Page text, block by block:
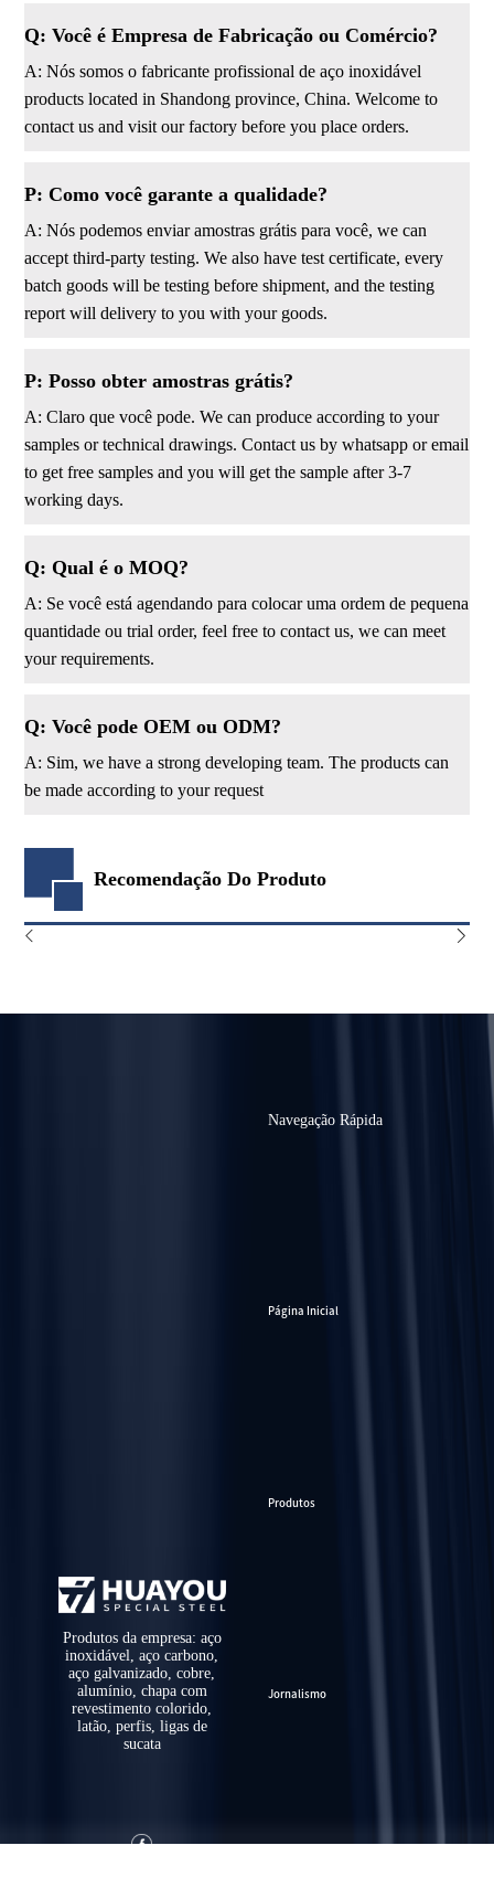
Q: Você é Empresa de Fabricação ou Comércio?
A: Nós somos o fabricante profissional de aço inoxidável
products located in Shandong province, China. Welcome to
contact us and visit our factory before you place orders.
P: Como você garante a qualidade?
A: Nós podemos enviar amostras grátis para você, we can
accept third-party testing. We also have test certificate, every
batch goods will be testing before shipment, and the testing
report will delivery to you with your goods.
P: Posso obter amostras grátis?
A: Claro que você pode. We can produce according to your
samples or technical drawings. Contact us by whatsapp or email
to get free samples and you will get the sample after 3-7
working days.
Q: Qual é o MOQ?
A: Se você está agendando para colocar uma ordem de pequena
quantidade ou trial order, feel free to contact us, we can meet
your requirements.
Q: Você pode OEM ou ODM?
A: Sim, we have a strong developing team. The products can
be made according to your request
Recomendação Do Produto
Produtos da empresa: aço
inoxidável, aço carbono,
aço galvanizado, cobre,
alumínio, chapa com
revestimento colorido,
latão, perfis, ligas de
sucata
Navegação Rápida
Página Inicial
Produtos
Jornalismo